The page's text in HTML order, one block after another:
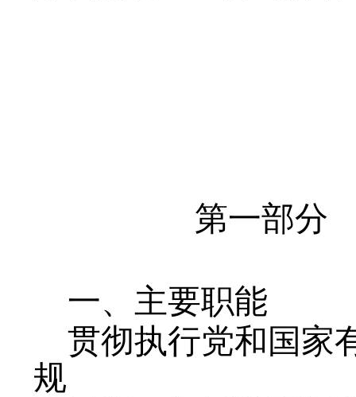
第一部分
一、 主要职能
贯彻执行党和国家
规